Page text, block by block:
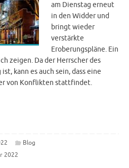
am Dienstag erneut
in den Widder und
bringt wieder
verstärkte
Eroberungspläne. Ein
zeigen. Da der Herrscher des
kann es auch sein, dass eine
von Konflikten stattfindet.
Blog
2022